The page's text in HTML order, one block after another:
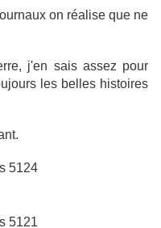
on réalise que ne
j'en sais assez pour
les belles histoires